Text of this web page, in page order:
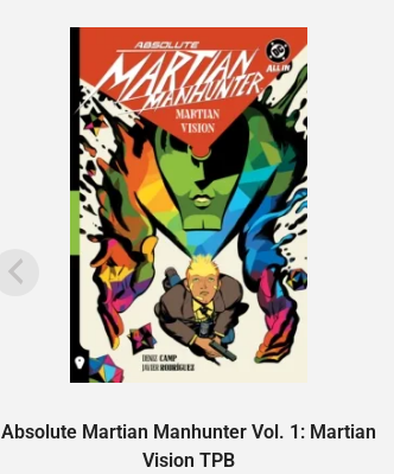
Absolute Martian Manhunter Vol. 1: Martian
Vision TPB